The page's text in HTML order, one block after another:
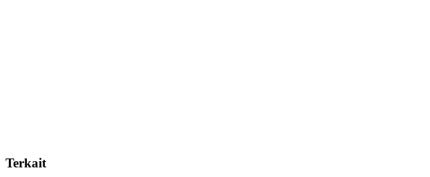
Terkait